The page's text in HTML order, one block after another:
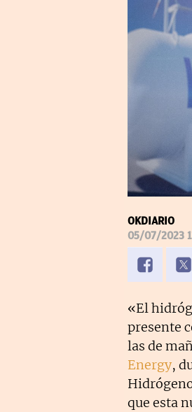
OKDIARIO
05/07/2023
«El
presente
las de
Energy,
que esta